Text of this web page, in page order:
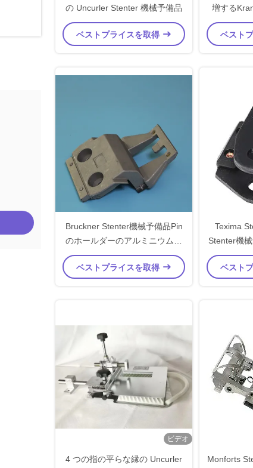
の Uncurler Stenter 機械予備品
ベストプライスを取得
増する
ベスト
Bruckner Stenter機械予備品Pin
のホールダーのアルミニウム材
料
ベストプライスを取得
Texima
Stenter機
ベスト
ビデオ
4 つの指の平らな縁の Uncurler
Monforts